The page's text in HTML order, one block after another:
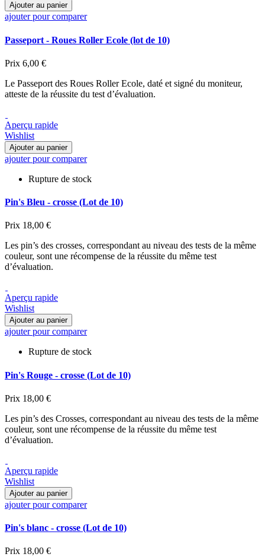
Ajouter au panier
ajouter pour comparer
Passeport - Roues Roller Ecole (lot de 10)
Prix 6,00 €
Le Passeport des Roues Roller Ecole, daté et signé du moniteur,
atteste de la réussite du test d’évaluation.
Aperçu rapide
Wishlist
Ajouter au panier
ajouter pour comparer
Rupture de stock
Pin's Bleu - crosse (Lot de 10)
Prix 18,00 €
Les pin’s des crosses, correspondant au niveau des tests de la même
couleur, sont une récompense de la réussite du même test
d’évaluation.
Aperçu rapide
Wishlist
Ajouter au panier
ajouter pour comparer
Rupture de stock
Pin's Rouge - crosse (Lot de 10)
Prix 18,00 €
Les pin’s des Crosses, correspondant au niveau des tests de la même
couleur, sont une récompense de la réussite du même test
d’évaluation.
Aperçu rapide
Wishlist
Ajouter au panier
ajouter pour comparer
Pin's blanc - crosse (Lot de 10)
Prix 18,00 €